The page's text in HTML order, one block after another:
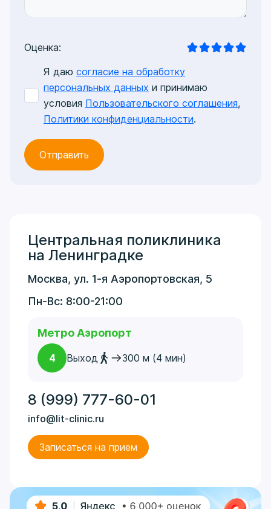
Оценка:
Я даю согласие на обработку
персональных данных и принимаю
условия Пользовательского соглашения,
Политики конфиденциальности.
Центральная поликлиника
на Ленинградке
Москва, ул. 1-я Аэропортовская, 5
Пн-Вс: 8:00-21:00
Метро Аэропорт
4 Выход 300 м (4 мин)
8 (999) 777-60-01
info@lit-clinic.ru
Записаться на прием